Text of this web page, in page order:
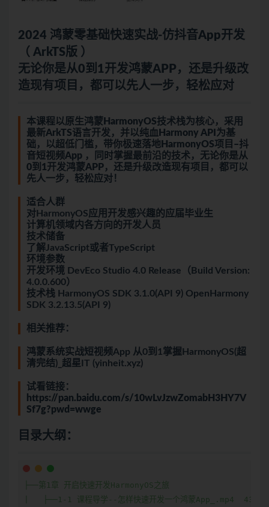
2024 鸿蒙零基础快速实战-仿抖音App开发
（ ArkTS版 ）
无论你是从0到1开发鸿蒙APP，还是升级改
造现有项目，都可以先人一步，轻松应对
本课程以原生鸿蒙HarmonyOS技术栈为核心，采用
最新ArkTS语言开发，并以纯血Harmony API为基
础，以超低门槛，带你极速落地HarmonyOS项目–抖
音短视频App ，同时掌握最前沿的技术，无论你是从
0到1开发鸿蒙APP，还是升级改造现有项目，都可以
先人一步，轻松应对！
适合人群
对HarmonyOS应用开发感兴趣的应届毕业生
计算机领域内各方向的开发人员
技术储备
了解JavaScript或者TypeScript
环境参数
开发环境 DevEco Studio 4.0 Release（Build Version:
4.0.0.600）
技术栈 HarmonyOS SDK 3.1.0(API 9) OpenHarmony
SDK 3.2.13.5(API 9)
相关推荐：
鸿蒙系统实战短视频App 从0到1掌握HarmonyOS(超
清完结)_超星IT (yinheit.xyz)
试看链接：
https://pan.baidu.com/s/10wLvJzwZomabH3HY7V
Sf7g?pwd=wwge
目录大纲：
├──第1章 开启快速开发HarmonyOS之旅
|   ├──1-1 课程导学--怎样快速开发一个鸿蒙App_.mp4